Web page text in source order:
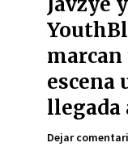
escena
llegada
Dejar